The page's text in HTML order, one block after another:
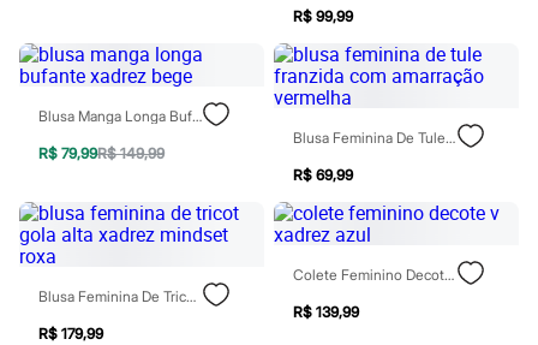
Chapéus
Calçados
Botas
Chinelos
Rasteirinhas
Tênis
Diversão
Marcas
Baby Club
Fifteen
Miss Fifteen
Palomino
R$ 99,99
Blusa Manga Longa Bufante Xadrez Bege
R$ 79,99R$ 149,99
Blusa Feminina De Tule Franzida Com Amarração Vermelha
R$ 69,99
Blusa Feminina De Tricot Gola Alta Xadrez Mindset Roxa
R$ 179,99
Colete Feminino Decote V Xadrez Azul
R$ 139,99